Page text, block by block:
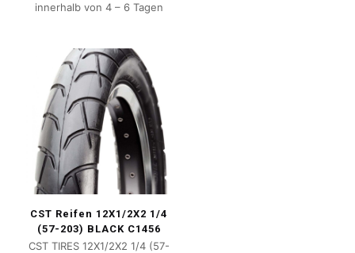
innerhalb von 4 – 6 Tagen
CST Reifen 12X1/2X2 1/4
(57-203) BLACK C1456
CST TIRES 12X1/2X2 1/4 (57-